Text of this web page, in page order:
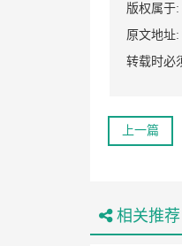
版权属于:
原文地址:
转载时必
上一篇
相关推荐